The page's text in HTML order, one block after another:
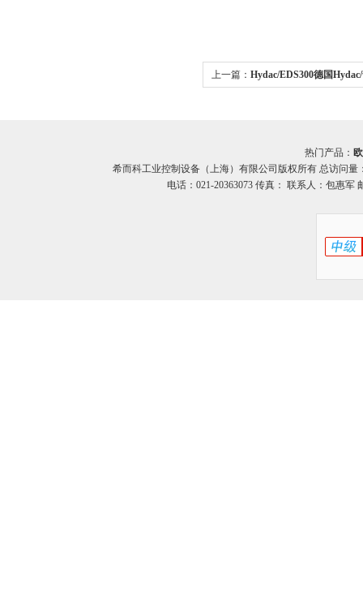
上一篇： Hydac/EDS300德国
热门产品：
希而科工业控制设备（上海）有限公司版权所有 总访问量
电话：021-20363073 传真： 联系人：包惠军